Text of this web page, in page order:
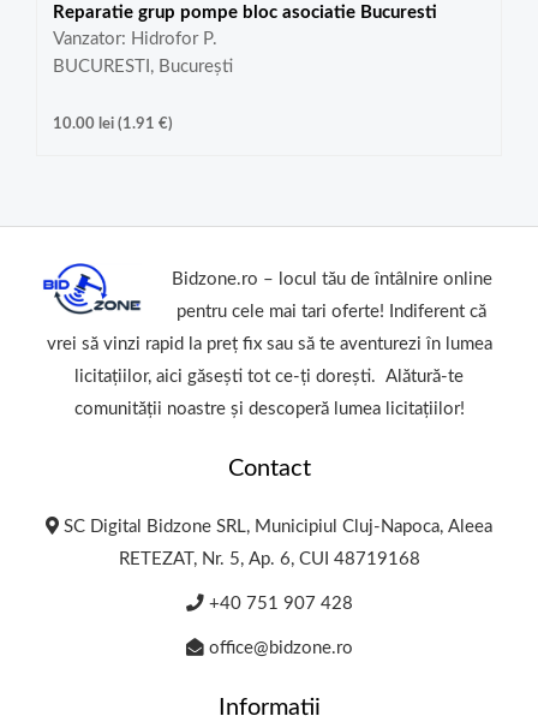
Reparatie grup pompe bloc asociatie Bucuresti
Vanzator: Hidrofor P.
BUCURESTI, București
10.00 lei(1.91 €)
Bidzone.ro – locul tău de întâlnire online
pentru cele mai tari oferte! Indiferent că
vrei să vinzi rapid la preț fix sau să te aventurezi în lumea
licitațiilor, aici găsești tot ce-ți dorești. Alătură-te
comunității noastre și descoperă lumea licitațiilor!
Contact
SC Digital Bidzone SRL, Municipiul Cluj-Napoca, Aleea
RETEZAT, Nr. 5, Ap. 6, CUI 48719168
+40 751 907 428
office@bidzone.ro
Informatii